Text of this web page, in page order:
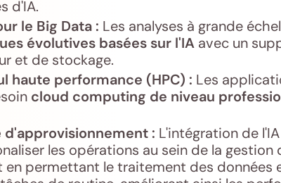
d'IA.
le Big Data : Les analyses à grande
évolutives basées sur l'IA avec un
et de stockage.
haute performance (HPC) : Les
cloud computing de niveau
d'approvisionnement : L'intégration de
les opérations au sein de la gestion
permettant le traitement des données